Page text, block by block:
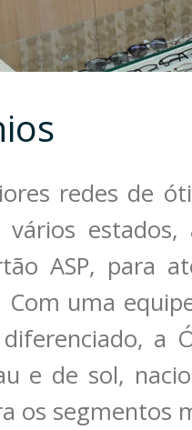
redes de
vários
ASP, para
Com uma
a
e de sol,
os segmentos